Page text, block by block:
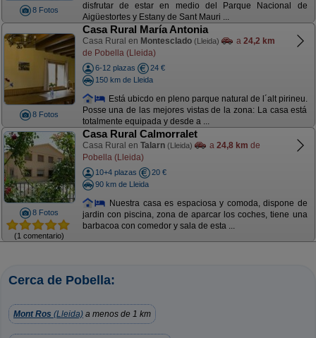
8 Fotos
disfrutar de estar en medio del Parque Nacional de
Aigüestortes y Estany de Sant Mauri ...
8 Fotos
Casa Rural María Antonia
Casa Rural en Montesclado (Lleida) a 24,2 km
de Pobella (Lleida)
6-12 plazas
24 €
150 km de Lleida
Está ubicdo en pleno parque natural de l´alt pirineu.
Posse una de las mejores vistas de la zona: La casa está
totalmente equipada y desde a ...
8 Fotos
(1 comentario)
Casa Rural Calmorralet
Casa Rural en Talarn (Lleida) a 24,8 km de
Pobella (Lleida)
10+4 plazas
20 €
90 km de Lleida
Nuestra casa es espaciosa y comoda, dispone de
jardin con piscina, zona de aparcar los coches, tiene una
barbacoa con comedor y sala de esta ...
Cerca de Pobella:
Mont Ros (Lleida) a menos de 1 km